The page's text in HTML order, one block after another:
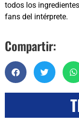
todos los
fans del intérprete.
Compartir: